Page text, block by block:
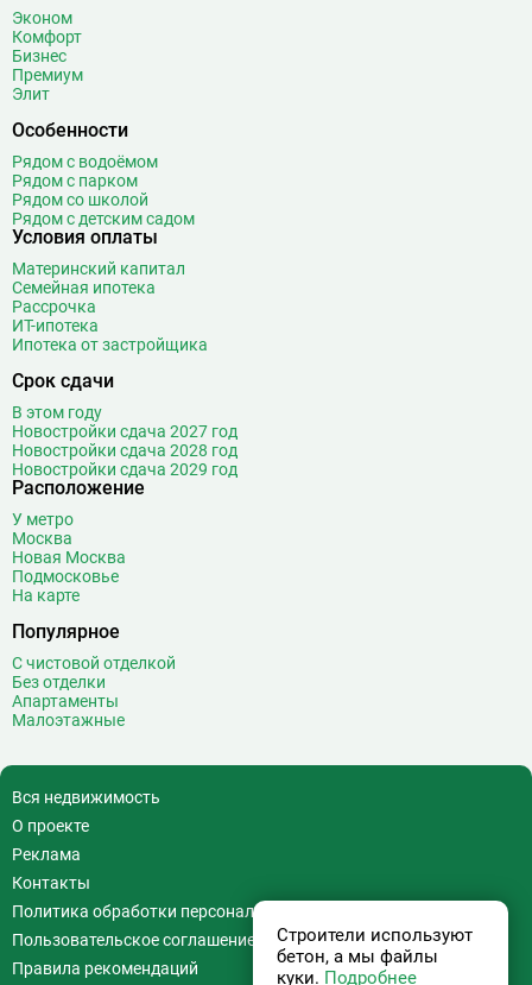
Эконом
Комфорт
Бизнес
Премиум
Элит
Особенности
Рядом с водоёмом
Рядом с парком
Рядом со школой
Рядом с детским садом
Условия оплаты
Материнский капитал
Семейная ипотека
Рассрочка
ИТ-ипотека
Ипотека от застройщика
Срок сдачи
В этом году
Новостройки сдача 2027 год
Новостройки сдача 2028 год
Новостройки сдача 2029 год
Расположение
У метро
Москва
Новая Москва
Подмосковье
На карте
Популярное
С чистовой отделкой
Без отделки
Апартаменты
Малоэтажные
Вся недвижимость
О проекте
Реклама
Контакты
Политика обработки персональных данных
Пользовательское соглашение
Правила рекомендаций
Строители используют
бетон, а мы файлы
куки. Подробнее